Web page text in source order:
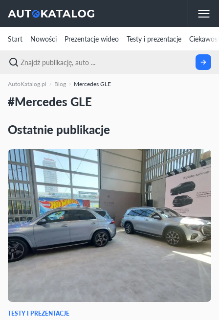
Start Nowości Prezentacje wideo Testy i prezentacje
AutoKatalog.pl Blog Mercedes GLE
#Mercedes GLE
Ostatnie publikacje
TESTY I PREZENTACJE